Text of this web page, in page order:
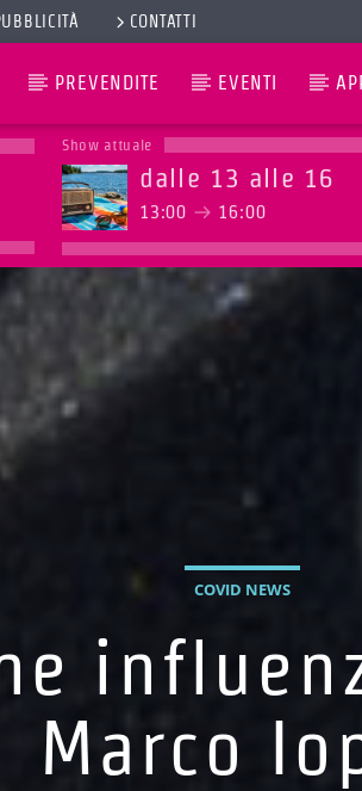
CONTATTI
PREVENDITE EVENTI
Show attuale
dalle 13 alle 16
13:00 16:00
COVID NEWS
Marco